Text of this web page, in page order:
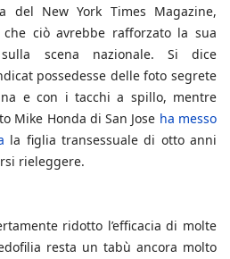
del New York Times Magazine,
ciò avrebbe rafforzato la sua
scena nazionale. Si dice
possedesse delle foto segrete
e con i tacchi a spillo, mentre
Mike Honda di San Jose ha messo
la figlia transessuale di otto anni
rieleggere.
ridotto l’efficacia di molte
resta un tabù ancora molto